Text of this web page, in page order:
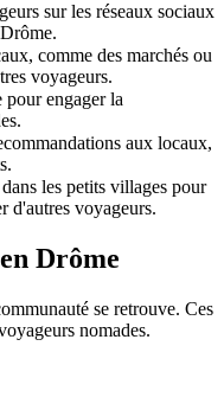
sur les réseaux sociaux
comme des marchés ou
voyageurs.
engager la
aux locaux,
les petits villages pour
d'autres voyageurs.
Drôme
se retrouve. Ces
nomades.